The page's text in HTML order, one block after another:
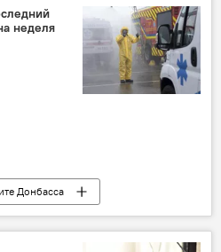
безопасность
транспорт
неделя
Донбасса
Украина